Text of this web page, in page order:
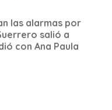
las alarmas por
salió a
con Ana Paula